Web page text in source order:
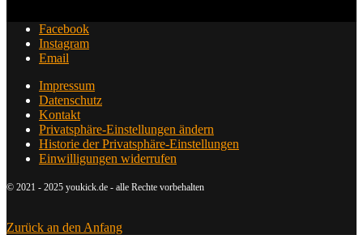
Facebook
Instagram
Email
Impressum
Datenschutz
Kontakt
Privatsphäre-Einstellungen ändern
Historie der Privatsphäre-Einstellungen
Einwilligungen widerrufen
© 2021 - 2025 youkick.de - alle Rechte vorbehalten
Zurück an den Anfang